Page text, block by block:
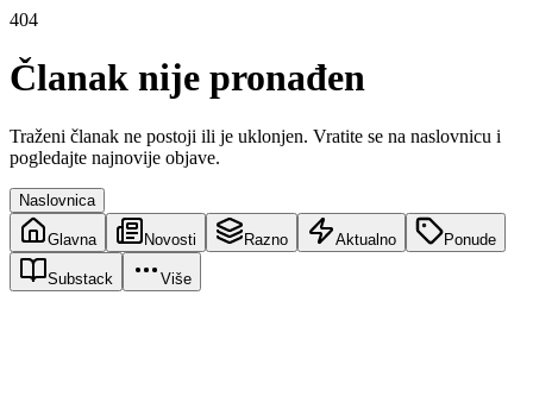
404
Članak nije pronađen
Traženi članak ne postoji ili je uklonjen. Vratite se na naslovnicu i
pogledajte najnovije objave.
Naslovnica
Glavna Novosti Razno Aktualno Ponude
Substack Više